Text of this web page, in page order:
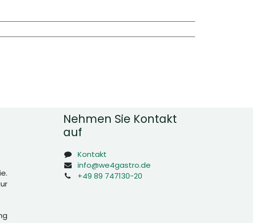
Nehmen Sie Kontakt
auf
Kontakt
info@we4gastro.de
+49 89 747130-20